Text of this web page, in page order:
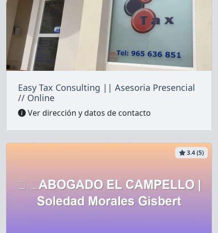
Easy Tax Consulting || Asesoria Presencial
// Online
Ver dirección y datos de contacto
3.4 (5)